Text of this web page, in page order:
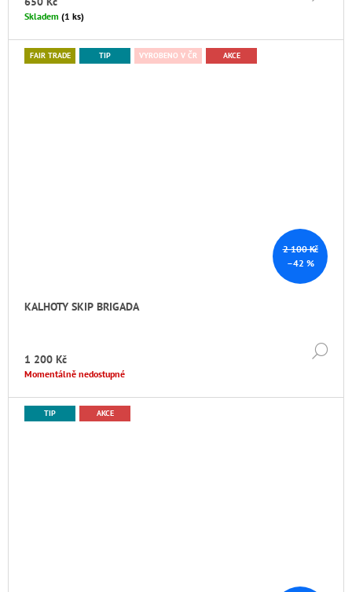
Skladem (1 ks)
2 100 Kč
–42 %
FAIR TRADE TIP VYROBENO V ČR AKCE
KALHOTY SKIP BRIGADA
1 200 Kč
Momentálně nedostupné
TIP AKCE